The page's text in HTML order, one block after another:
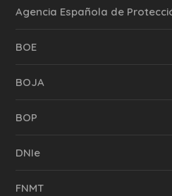
Agencia Española de
BOE
BOJA
BOP
DNIe
FNMT